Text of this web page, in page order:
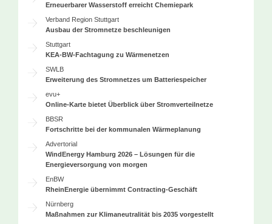
Erneuerbarer Wasserstoff erreicht Chemiepark
Verband Region Stuttgart
Ausbau der Stromnetze beschleunigen
Stuttgart
KEA-BW-Fachtagung zu Wärmenetzen
SWLB
Erweiterung des Stromnetzes um Batteriespeicher
evu+
Online-Karte bietet Überblick über Stromverteilnetze
BBSR
Fortschritte bei der kommunalen Wärmeplanung
Advertorial
WindEnergy Hamburg 2026 – Lösungen für die
Energieversorgung von morgen
EnBW
RheinEnergie übernimmt Contracting-Geschäft
Nürnberg
Maßnahmen zur Klimaneutralität bis 2035 vorgestellt